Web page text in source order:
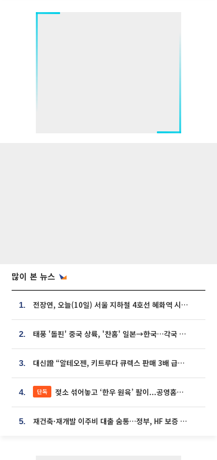
많이 본 뉴스
1. 전장연, 오늘(10일) 서울 지하철 4호선 혜화역 시위…1호선 용산역 무정차
2. 태풍 '돌핀' 중국 상륙, '찬홈' 일본→한국…각국 기상청 예상 경로는?
3. 대신證 “알테오젠, 키트루다 큐렉스 판매 3배 급증…목표가 41만원 상향”
4. 단독 젖소 섞어놓고 ‘한우 원육’ 팔이...공영홈쇼핑 표기·검증 구멍
5. 재건축·재개발 이주비 대출 숨통…정부, HF 보증 신설 추진